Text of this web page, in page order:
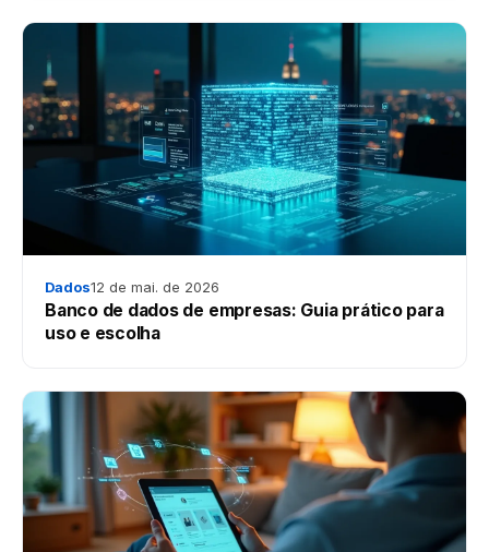
Dados12 de mai. de 2026
Banco de dados de empresas: Guia prático para
uso e escolha